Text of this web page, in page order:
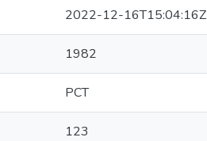
2022-12-16T15:04:16Z
1982
PCT
123